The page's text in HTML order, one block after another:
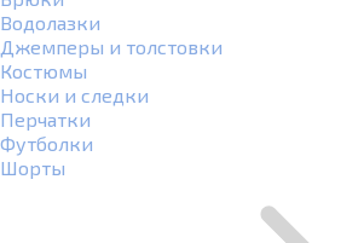
Водолазки
Джемперы и толстовки
Костюмы
Носки и следки
Перчатки
Футболки
Шорты